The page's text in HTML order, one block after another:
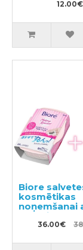
mēnešiem12.00€
Biore
kosmētikas
noņemšanai
kastīti 44gab
papildus
36.00€